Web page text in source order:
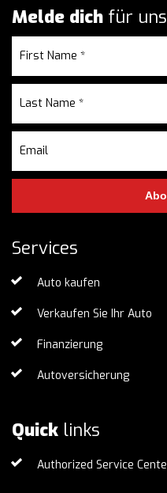
Melde dich für
Services
Auto kaufen
Verkaufen Sie Ihr Auto
Finanzierung
Autoversicherung
Quick links
Authorized Service